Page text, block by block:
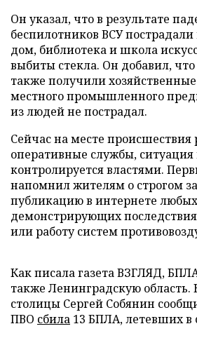
Он указал, что в результате
беспилотников ВСУ
дом, библиотека и школа
выбиты стекла. Он добавил,
также получили
местного промышленного
из людей не пострадал.
Сейчас на месте происшествия
оперативные службы,
контролируется властями.
напомнил жителям о строгом
публикацию в интернете
демонстрирующих
или работу систем
Как писала газета ВЗГЛЯД,
также Ленинградскую область.
столицы Сергей Собянин
ПВО сбила 13 БПЛА, летевших в